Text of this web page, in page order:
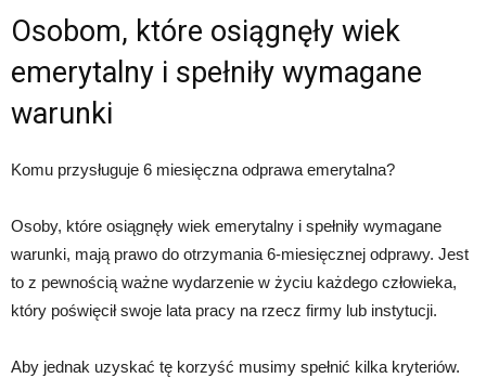
Osobom, które osiągnęły wiek
emerytalny i spełniły wymagane
warunki
Komu przysługuje 6 miesięczna odprawa emerytalna?
Osoby, które osiągnęły wiek emerytalny i spełniły wymagane
warunki, mają prawo do otrzymania 6-miesięcznej odprawy. Jest
to z pewnością ważne wydarzenie w życiu każdego człowieka,
który poświęcił swoje lata pracy na rzecz firmy lub instytucji.
Aby jednak uzyskać tę korzyść musimy spełnić kilka kryteriów.